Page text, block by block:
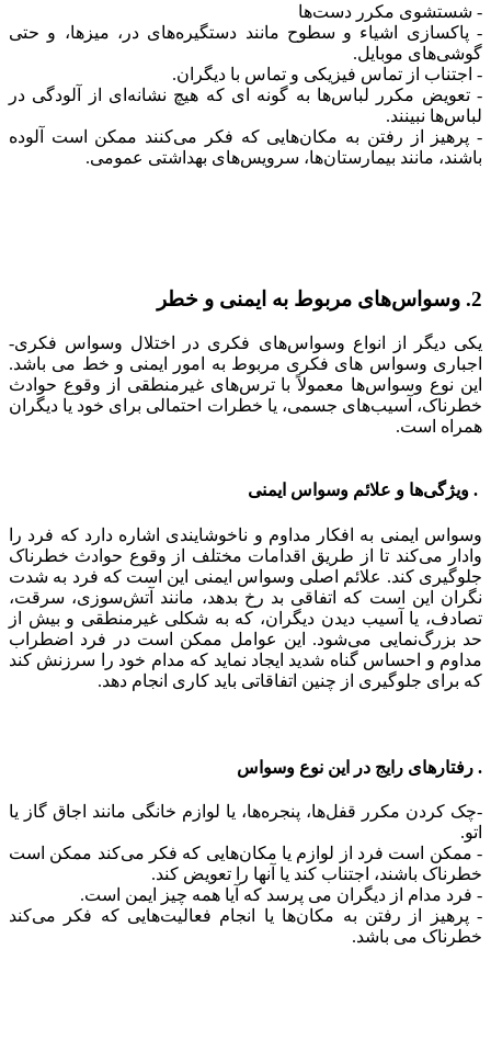
- شستشوی مکرر دست‌ها
- پاکسازی اشیاء و سطوح مانند دستگیره‌های در، میزها، و حتی
گوشی‌های موبایل.
- اجتناب از تماس فیزیکی و تماس با دیگران.
- تعویض مکرر لباس‌ها به گونه ای که هیچ نشانه‌ای از آلودگی در
لباس‌ها نبینند.
- پرهیز از رفتن به مکان‌هایی که فکر می‌کنند ممکن است آلوده
باشند، مانند بیمارستان‌ها، سرویس‌های بهداشتی عمومی.
2. وسواس‌های مربوط به ایمنی و خطر
یکی دیگر از انواع وسواس‌های فکری در اختلال وسواس فکری-
اجباری وسواس های فکری مربوط به امور ایمنی و خط می باشد.
این نوع وسواس‌ها معمولاً با ترس‌های غیرمنطقی از وقوع حوادث
خطرناک، آسیب‌های جسمی، یا خطرات احتمالی برای خود یا دیگران
همراه است.
. ویژگی‌ها و علائم وسواس ایمنی
وسواس ایمنی به افکار مداوم و ناخوشایندی اشاره دارد که فرد را
وادار می‌کند تا از طریق اقدامات مختلف از وقوع حوادث خطرناک
جلوگیری کند. علائم اصلی وسواس ایمنی این است که فرد به شدت
نگران این است که اتفاقی بد رخ بدهد، مانند آتش‌سوزی، سرقت،
تصادف، یا آسیب دیدن دیگران، که به شکلی غیرمنطقی و بیش از
حد بزرگ‌نمایی می‌شود. این عوامل ممکن است در فرد اضطراب
مداوم و احساس گناه شدید ایجاد نماید که مدام خود را سرزنش کند
که برای جلوگیری از چنین اتفاقاتی باید کاری انجام دهد.
. رفتارهای رایج در این نوع وسواس
-چک کردن مکرر قفل‌ها، پنجره‌ها، یا لوازم خانگی مانند اجاق گاز یا
اتو.
- ممکن است فرد از لوازم یا مکان‌هایی که فکر می‌کند ممکن است
خطرناک باشند، اجتناب کند یا آنها را تعویض کند.
- فرد مدام از دیگران می پرسد که آیا همه چیز ایمن است.
- پرهیز از رفتن به مکان‌ها یا انجام فعالیت‌هایی که فکر می‌کند
خطرناک می باشد.